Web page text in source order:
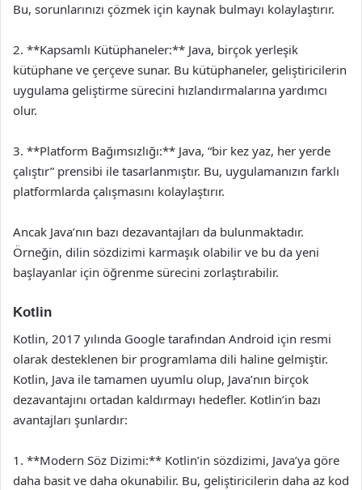
Bu, sorunlarınızı çözmek için kaynak bulmayı kolaylaştırır.
2. **Kapsamlı Kütüphaneler:** Java, birçok yerleşik
kütüphane ve çerçeve sunar. Bu kütüphaneler, geliştiricilerin
uygulama geliştirme sürecini hızlandırmalarına yardımcı
olur.
3. **Platform Bağımsızlığı:** Java, “bir kez yaz, her yerde
çalıştır” prensibi ile tasarlanmıştır. Bu, uygulamanızın farklı
platformlarda çalışmasını kolaylaştırır.
Ancak Java’nın bazı dezavantajları da bulunmaktadır.
Örneğin, dilin sözdizimi karmaşık olabilir ve bu da yeni
başlayanlar için öğrenme sürecini zorlaştırabilir.
Kotlin
Kotlin, 2017 yılında Google tarafından Android için resmi
olarak desteklenen bir programlama dili haline gelmiştir.
Kotlin, Java ile tamamen uyumlu olup, Java’nın birçok
dezavantajını ortadan kaldırmayı hedefler. Kotlin’in bazı
avantajları şunlardır:
1. **Modern Söz Dizimi:** Kotlin’in sözdizimi, Java’ya göre
daha basit ve daha okunabilir. Bu, geliştiricilerin daha az kod